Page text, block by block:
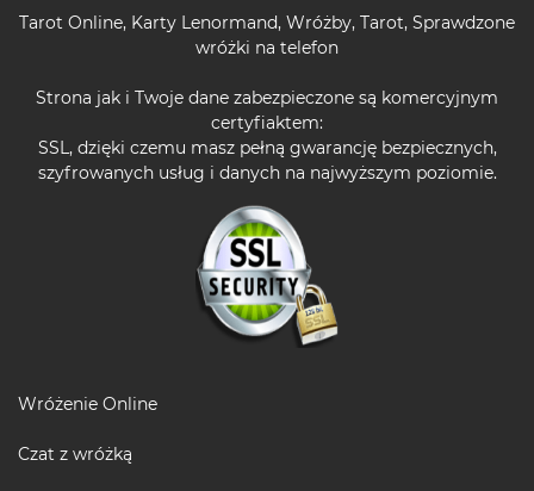
Tarot Online, Karty Lenormand, Wróżby, Tarot, Sprawdzone
wróżki na telefon
Strona jak i Twoje dane zabezpieczone są komercyjnym
certyfiaktem:
SSL, dzięki czemu masz pełną gwarancję bezpiecznych,
szyfrowanych usług i danych na najwyższym poziomie.
Wróżenie Online
Czat z wróżką